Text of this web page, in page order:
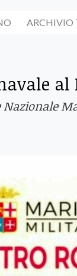
ARCHIVIO
al